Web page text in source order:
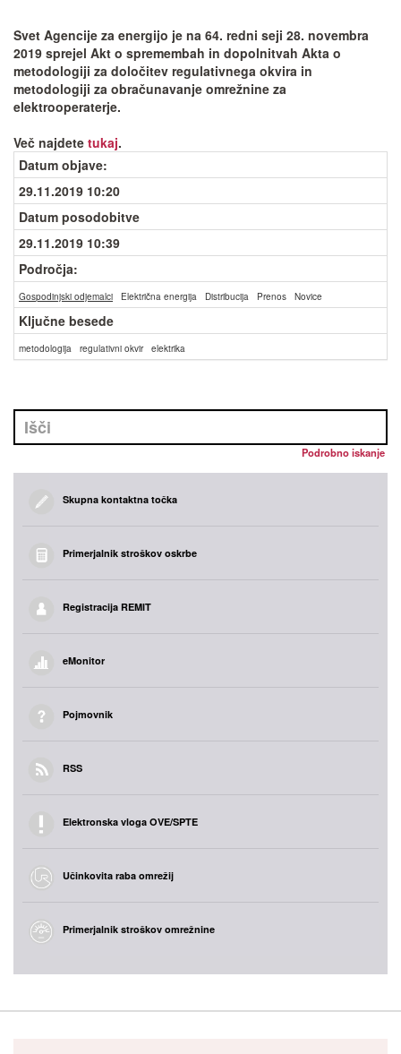
Svet Agencije za energijo je na 64. redni seji 28. novembra
2019 sprejel Akt o spremembah in dopolnitvah Akta o
metodologiji za določitev regulativnega okvira in
metodologiji za obračunavanje omrežnine za
elektrooperaterje.
Več najdete tukaj.
Datum objave:
29.11.2019 10:20
Datum posodobitve
29.11.2019 10:39
Področja:
Gospodinjski odjemalci Električna energija Distribucija Prenos Novice
Ključne besede
metodologija regulativni okvir elektrika
Podrobno iskanje
Skupna kontaktna točka
Primerjalnik stroškov oskrbe
Registracija REMIT
eMonitor
Pojmovnik
RSS
Elektronska vloga OVE/SPTE
Učinkovita raba omrežij
Primerjalnik stroškov omrežnine